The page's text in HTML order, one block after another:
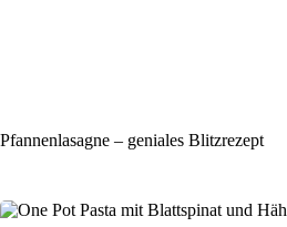
Pfannenlasagne – geniales Blitzrezept